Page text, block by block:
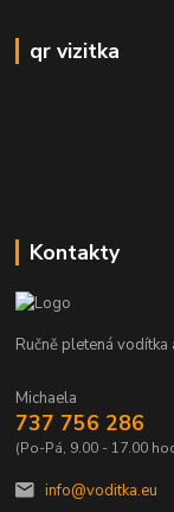
qr vizitka
Kontakty
Ručně pletená vodítka
Michaela
737 756 286
(Po-Pá, 9.00 - 17.00
info@voditka.eu